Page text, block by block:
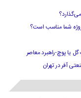
شما مناسب است؟
یا پوچ-راهبرد معاصر
آفر در تهران